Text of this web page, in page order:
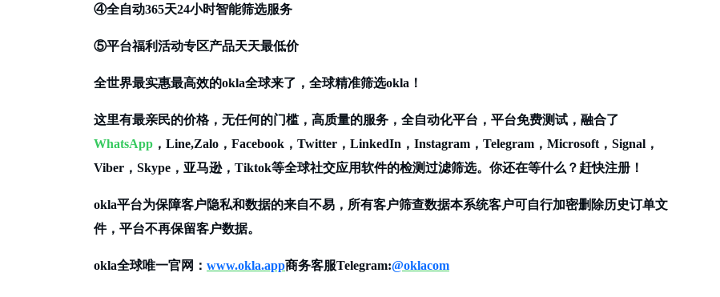
④全自动365天24小时智能筛选服务
⑤平台福利活动专区产品天天最低价
全世界最实惠最高效的okla全球来了，全球精准筛选okla！
这里有最亲民的价格，无任何的门槛，高质量的服务，全自动化平台，平台免费测试，融合了
WhatsApp ，Line,Zalo，Facebook，Twitter，LinkedIn，Instagram，Telegram，Microsoft，Signal，
Viber，Skype，亚马逊，Tiktok等全球社交应用软件的检测过滤筛选。你还在等什么？赶快注册！
okla平台为保障客户隐私和数据的来自不易，所有客户筛查数据本系统客户可自行加密删除历史订单文
件，平台不再保留客户数据。
okla全球唯一官网： www.okla.app商务客服Telegram:@oklacom